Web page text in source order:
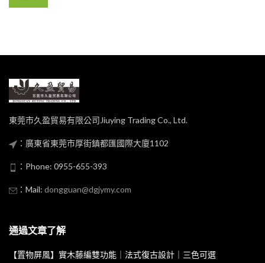
東莞市久盈貿易有限公司Jiuying Trading Co., Ltd.
：廣東省東莞市厚街鎮都匯國際大廈1102
：Phone: 0955-655-393
：Mail: dongguan@dgjymy.com
通過文章了解
【置物屏風】實木藤編雙功能｜法式復古設計｜三色可選